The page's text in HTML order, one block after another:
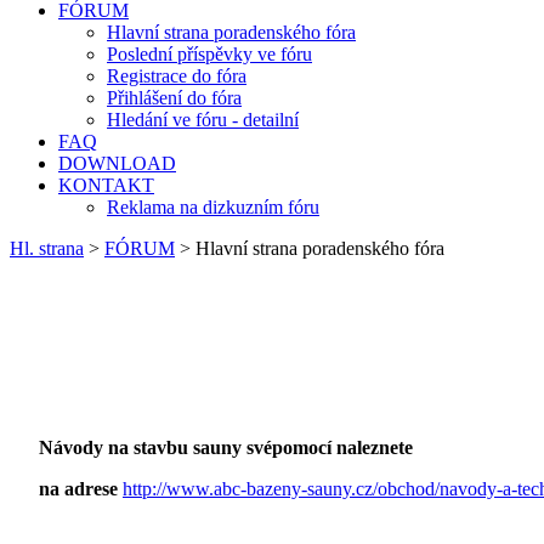
FÓRUM
Hlavní strana poradenského fóra
Poslední příspěvky ve fóru
Registrace do fóra
Přihlášení do fóra
Hledání ve fóru - detailní
FAQ
DOWNLOAD
KONTAKT
Reklama na dizkuzním fóru
Hl. strana > FÓRUM > Hlavní strana poradenského fóra
Návody na stavbu sauny svépomocí naleznete
na adrese http://www.abc-bazeny-sauny.cz/obchod/navody-a-